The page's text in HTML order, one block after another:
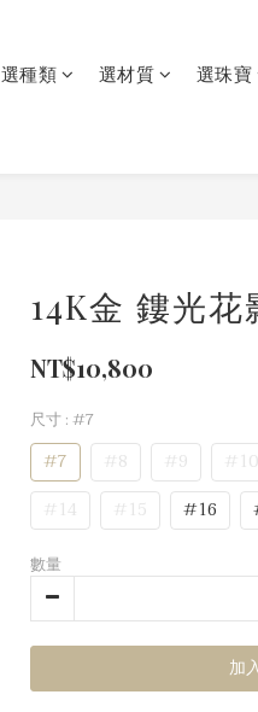
選種類 選材質 選珠寶
14K金 鏤光花
NT$10,800
尺寸: #7
#7 #8 #9 #10
#14
#15 #16
數量
加